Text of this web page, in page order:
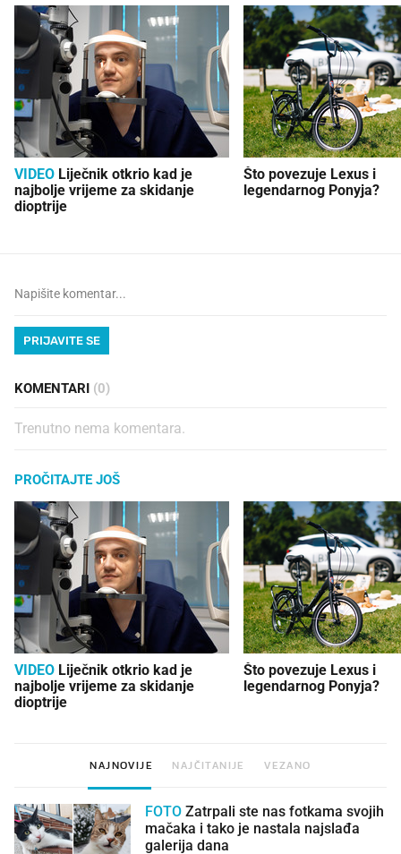
VIDEO
najbolje vrijeme za skidanje
dioptrije
Što povezuje Lexus i
legendarnog Ponyja?
PRIJAVITE SE
KOMENTARI (0)
Trenutno nema komentara.
PROČITAJTE JOŠ
VIDEO
najbolje vrijeme za skidanje
dioptrije
Što povezuje Lexus i
legendarnog Ponyja?
NAJNOVIJE NAJČITANIJE VEZANO
FOTO
mačaka i tako je nastala najslađa
galerija dana